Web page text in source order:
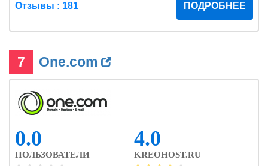
Отзывы : 181 ПОДРОБНЕЕ
7 One.com
0.0
ПОЛЬЗОВАТЕЛИ
4.0
KREOHOST.RU